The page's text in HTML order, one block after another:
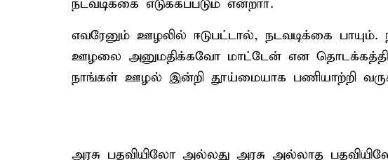
நடவடிக்கை எடுக்கப்படும் என்றார்.
எவரேனும் ஊழலில் ஈடுபட்டால், நடவடிக்கை
ஊழலை அனுமதிக்கவோ மாட்டேன் என தொடக்கத்தில்
நாங்கள் ஊழல் இன்றி தூய்மையாக பணியாற்றி
அரசு பதவியிலோ அல்லது அரசு அல்லாத